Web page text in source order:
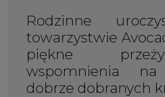
Rodzinne
towarzystwie
piękne
wspomnienia
dobrze dobranych